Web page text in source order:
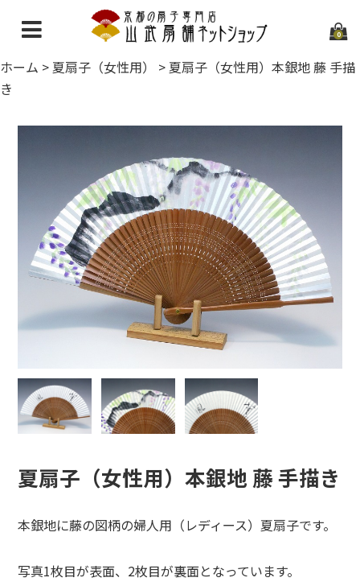
0
ホーム
ホーム > 夏扇子（女性用） > 夏扇子（女性用）本銀地 藤 手描
き
夏扇子（女性用）本銀地 藤 手描き
本銀地に藤の図柄の婦人用（レディース）夏扇子です。
写真1枚目が表面、2枚目が裏面となっています。